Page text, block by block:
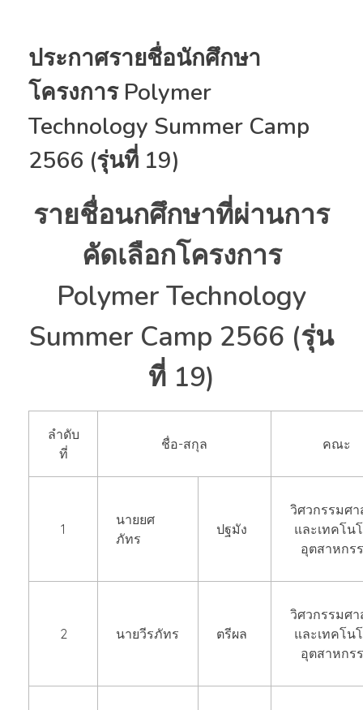
ประกาศรายชื่อนักศึกษา
โครงการ Polymer
Technology Summer Camp
2566 (รุ่นที่ 19)
รายชื่อนกศึกษาที่ผ่านการ
คัดเลือกโครงการ
Polymer Technology
Summer Camp 2566 (รุ่น
ที่ 19)
ลำดับ
ที่
ชื่อ-สกุล คณะ
1
นายยศ
ภัทร
ปฐมัง
วิศวกรรมศา
และเทคโน
อุตสาหกร
2 นายวีรภัทร ตรีผล
วิศวกรรมศา
และเทคโน
อุตสาหกร